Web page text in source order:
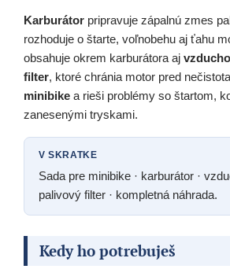
Karburátor pripravuje zápalnú zmes
rozhoduje o štarte, voľnobehu aj ťahu
obsahuje okrem karburátora aj
filter, ktoré chránia motor pred
minibike a rieši problémy so štartom,
zanesenými tryskami.
V SKRATKE
Sada pre minibike · karburátor ·
palivový filter · kompletná náhrada.
Kedy ho potrebuješ